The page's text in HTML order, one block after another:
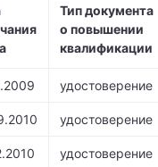
Тип документа
о повышении
квалификации
удостоверение
удостоверение
удостоверение